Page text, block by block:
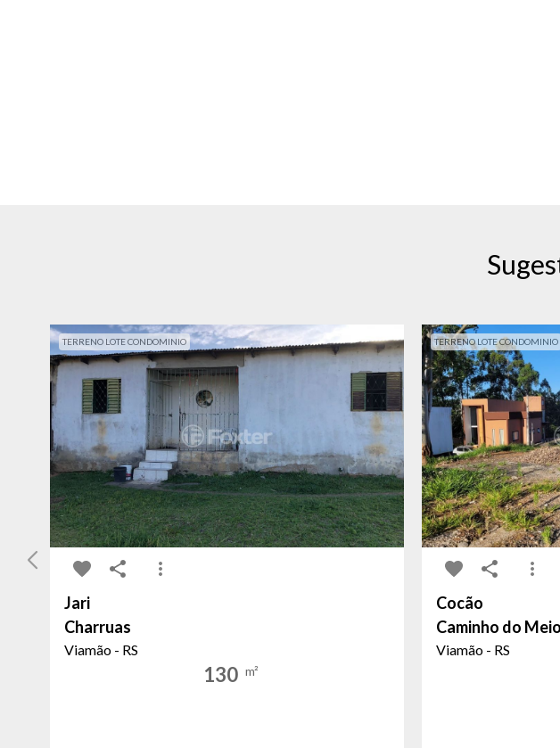
TERRENO LOTE CONDOMINIO
Jari
Charruas
Viamão - RS
130 m²
TERRENO LOTE CONDOMINIO
Cocão
Caminho do Meio
Viamão - RS